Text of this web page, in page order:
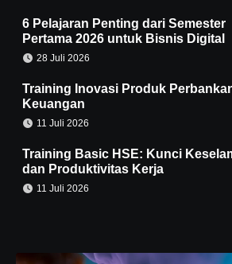
6 Pelajaran Penting dari Semester
Pertama 2026 untuk Bisnis Digital
28 Juli 2026
Training Inovasi Produk
Keuangan
11 Juli 2026
Training Basic HSE: Kunci
dan Produktivitas Kerja
11 Juli 2026